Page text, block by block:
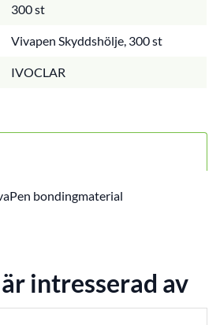
300 st
Vivapen Skyddshölje, 300 st
IVOCLAR
bondingmaterial
intresserad av